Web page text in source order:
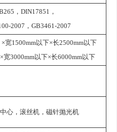
，DIN17851，
2007，GB3461-2007
宽1500mm以下×长2500mm以下
宽3000mm以下×长6000mm以下
心，滚丝机，磁针抛光机